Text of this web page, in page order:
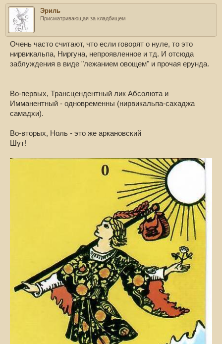
- Муджи
https://m.vk.com/wall-96628908_6248
~
Когда думание заканчивается, что происходит? Ты
возвращаешься к нулю.
- Указатели Истины: Ранджит Махарадж
Как вы сейчас чувствуете "Я"? Разве вы держите перед собой
зеркало, чтобы знать своё собственное существование?
Чистое сознание, сознавание, есть "Я". Осознайте это, и это
- Беседы с Шри Раманой Махарши. Том 1
Это то Осознавание, которое осознаёт Себя до́ всякого
осознавания чего-либо. Вот это и есть Осознанность
(Время в видео: 3:36)
Различные люди используют различные слова, чтобы описать
её, но Истина неизменна и одна и та же.
Эта истина проста: вы есть ЭТО, которое осознаёт себя в
данный момент!
- Ратан Лал "О Единстве Божественности"
--
Посткриптум
Эриль
Присматривающая за кладбищем
Очень часто считают, что если говорят о нуле, то это
нирвикальпа, Ниргуна, непроявленное и тд. И отсюда
заблуждения в виде "лежанием овощем" и прочая ерунда.
Во-первых, Трансцендентный лик Абсолюта и
Имманентный - одновременны (нирвикальпа-сахаджа
самадхи).
Во-вторых, Ноль - это же аркановский
Шут!